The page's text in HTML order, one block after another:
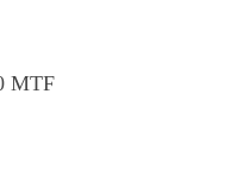
MTF